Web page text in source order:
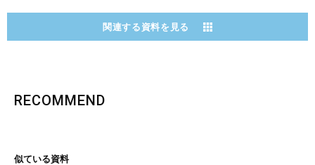
関連する資料を見る
RECOMMEND
似ている資料